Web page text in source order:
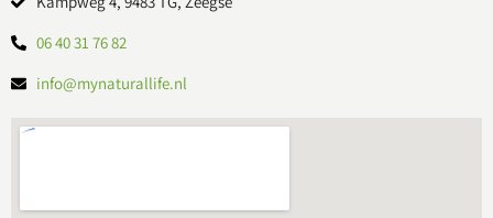
06 40 31 76 82
info@mynaturallife.nl